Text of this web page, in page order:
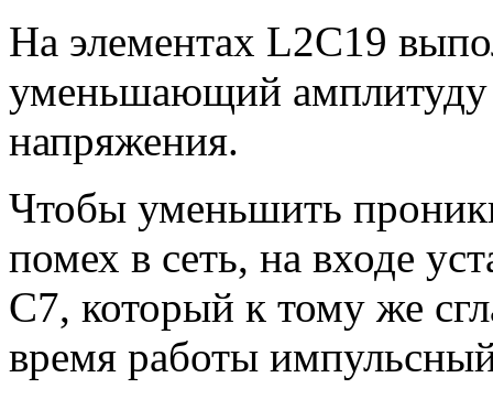
На элементах L2C19
уменьшающий амплитуду
напряжения.
Чтобы уменьшить
помех в сеть, на входе
С7, который к тому же
время работы